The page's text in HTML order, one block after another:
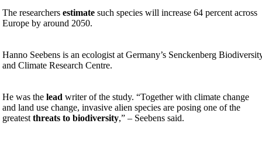
The researchersestimate such species will increase 64 percent across
Europe by around 2050.
Hanno Seebens is an ecologist at Germany’s Senckenberg
and Climate Research Centre.
He was thelead writer of the study. “Together with climate change
and land use change, invasive alien species are posing one of the
greatestthreats to biodiversity,” – Seebens said.